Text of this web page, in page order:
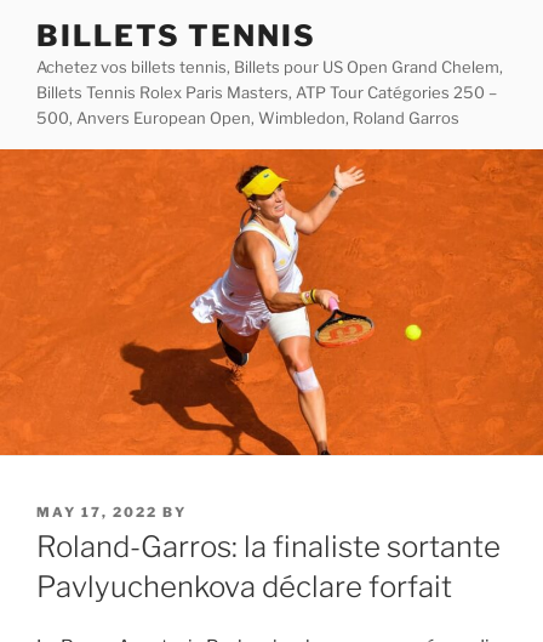
content
BILLETS TENNIS
Achetez vos billets tennis, Billets pour US Open Grand Chelem,
Billets Tennis Rolex Paris Masters, ATP Tour Catégories 250 –
500, Anvers European Open, Wimbledon, Roland Garros
POSTED
ON
MAY 17, 2022 BY
Roland-Garros: la finaliste sortante
Pavlyuchenkova déclare forfait